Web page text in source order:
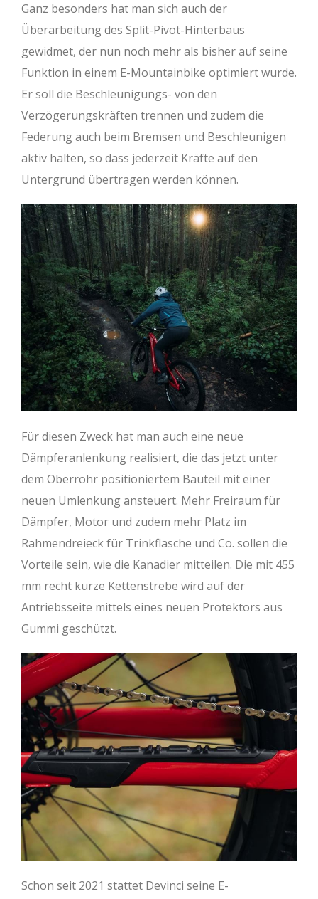
Steuerrohr (mm)
95 105 115
Lenkwinkel (°)
64.0 64.0
64.0
Sitzrohr (mm)
400 420 445
485
77.3
Kettenstrebe
(mm)
455 455 455 455
Tretlagerhöhe
(mm)
354 354 354
Reach (mm) 440 460 485
505
Stack (mm)
625 634 643
652
Überstandshöhe
(mm)
733 745 763 785
Radstand (mm) 1236 1260 1290
1314
Fahrergröße
(mm)
160-
170
169-
179
178-
188
187-
198
Oberrohr (mm)
578 601 629
Steuerrohr (mm)
95 105 115
125
Sitzrohr (mm)
400 420 445
485
Sitzwinkel (°)
78.1 78 77.9
77.7
Kettenstrebe
455 455 455
Tretlagerhöhe
(mm)
357 357 357 357
Reach (mm) 445 465 490
510
Stack (mm)
618 627 636
645
Überstandshöhe
(mm)
727 739 757 778
Radstand (mm) 1227 1252 1281
1305
(mm)
170
179
188
Ganz besonders hat man sich auch der
Überarbeitung des Split-Pivot-Hinterbaus
gewidmet, der nun noch mehr als bisher auf seine
Funktion in einem E-Mountainbike optimiert wurde.
Er soll die Beschleunigungs- von den
Verzögerungskräften trennen und zudem die
Federung auch beim Bremsen und Beschleunigen
aktiv halten, so dass jederzeit Kräfte auf den
Untergrund übertragen werden können.
Für diesen Zweck hat man auch eine neue
Dämpferanlenkung realisiert, die das jetzt unter
dem Oberrohr positioniertem Bauteil mit einer
neuen Umlenkung ansteuert. Mehr Freiraum für
Dämpfer, Motor und zudem mehr Platz im
Rahmendreieck für Trinkflasche und Co. sollen die
Vorteile sein, wie die Kanadier mitteilen. Die mit 455
mm recht kurze Kettenstrebe wird auf der
Antriebsseite mittels eines neuen Protektors aus
Gummi geschützt.
Schon seit 2021 stattet Devinci seine E-